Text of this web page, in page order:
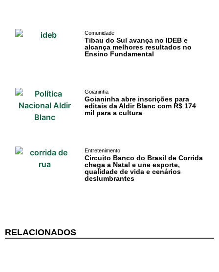
Cotidiano
Acontece no
Comunidade
Tibau do Sul avança no IDEB e
alcança melhores resultados no
Ensino Fundamental
Goianinha
Goianinha abre inscrições para
editais da Aldir Blanc com R$ 174
mil para a cultura
Entretenimento
Circuito Banco do Brasil de Corrida
chega a Natal e une esporte,
qualidade de vida e cenários
deslumbrantes
RELACIONADOS